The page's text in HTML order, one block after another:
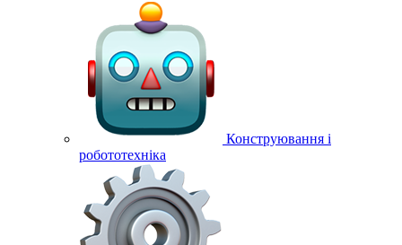
Конструювання і
робототехніка